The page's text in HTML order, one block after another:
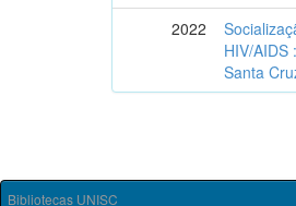
2022
HIV/AIDS
Santa
Bibliotecas UNISC